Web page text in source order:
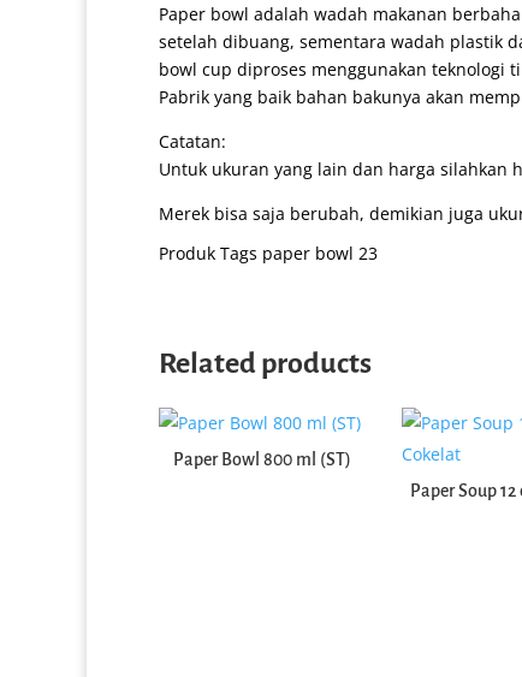
Paper bowl adalah wadah makanan
setelah dibuang, sementara wadah plastik
bowl cup diproses menggunakan teknologi
Pabrik yang baik bahan bakunya akan
Catatan:
Untuk ukuran yang lain dan harga silahkan
Merek bisa saja berubah, demikian juga
Produk Tags paper bowl 23
Related products
Paper Bowl 800 ml (ST)
Paper Soup
Thinwall Square (2000 ml)